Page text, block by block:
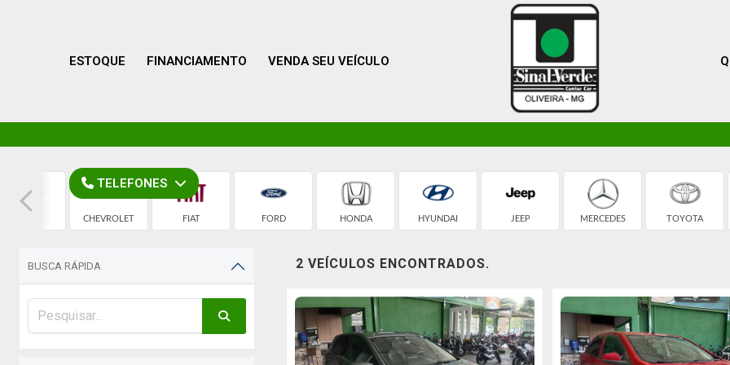
ESTOQUE FINANCIAMENTO VENDA SEU VEÍCULO
TELEFONES
CHEVROLET FIAT FORD HONDA HYUNDAI JEEP MERCEDES TOYOTA
BUSCA RÁPIDA 2 VEÍCULOS ENCONTRADOS.